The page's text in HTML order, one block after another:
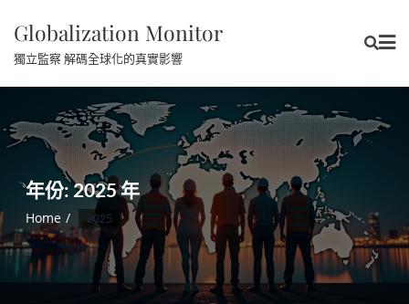
content
Globalization Monitor
獨立監察 解碼全球化的真實影響
年份:2025 年
Home 2025